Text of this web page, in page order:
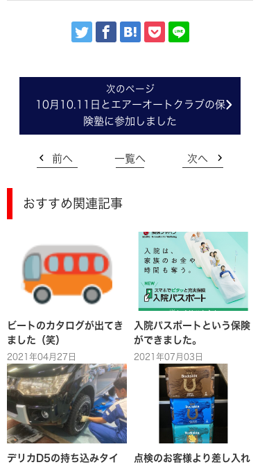
10月10.11日とエアーオートクラブの保
険塾に参加しました
前へ 一覧へ 次へ
おすすめ関連記事
ビートのカタログが出てき
ました（笑）
2021年04月27日
入院パスポートという保険
ができました。
2021年07月03日
デリカD5の持ち込みタイ
点検のお客様より差し入れ